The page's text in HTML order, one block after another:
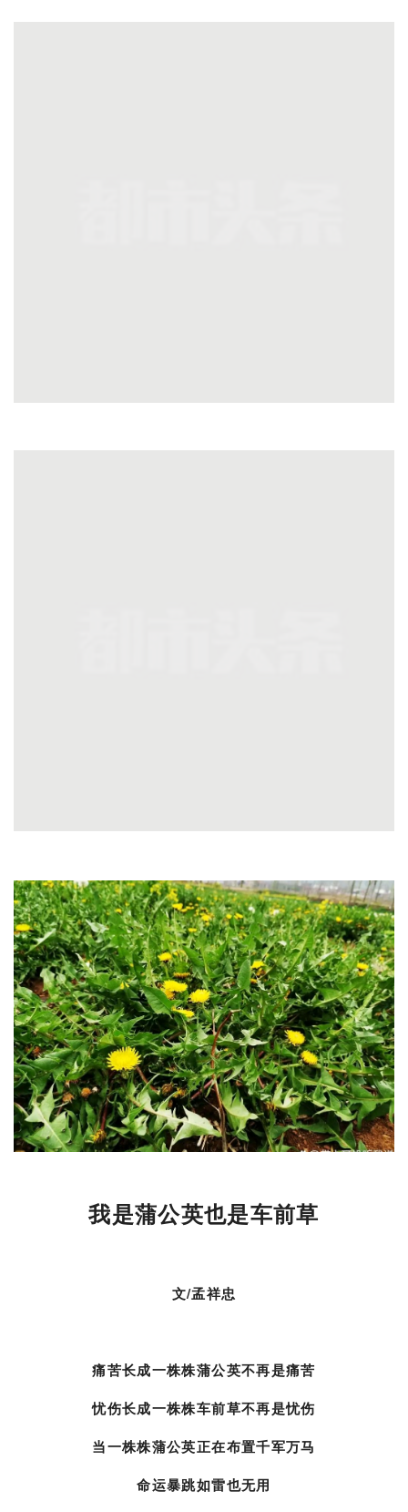
我是蒲公英也是车前草
文/孟祥忠
痛苦长成一株株蒲公英不再是痛苦
忧伤长成一株株车前草不再是忧伤
当一株株蒲公英正在布置千军万马
命运暴跳如雷也无用